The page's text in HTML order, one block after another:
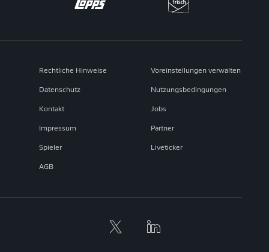
Rechtliche Hinweise Voreinstellungen verwalten
Datenschutz Nutzungsbedingungen
Kontakt Jobs
Impressum Partner
Spieler Liveticker
AGB